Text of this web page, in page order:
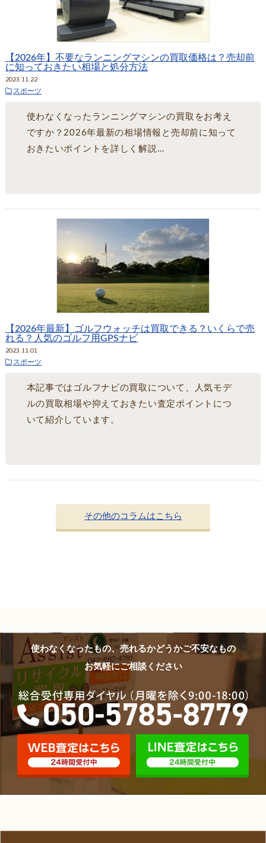
【2026年】不要なランニングマシンの買取価格は？売却前
に知っておきたい相場と処分方法
2023.11.22
スポーツ
使わなくなったランニングマシンの買取をお考え
ですか？2026年最新の相場情報と売却前に知って
おきたいポイントを詳しく解説…
【2026年最新】ゴルフウォッチは買取できる？いくらで売
れる？人気のゴルフ用GPSナビ
2023.11.01
スポーツ
本記事ではゴルフナビの買取について、人気モデ
ルの買取相場や抑えておきたい査定ポイントにつ
いて紹介しています。
その他のコラムはこちら
使わなくなったもの、売れるかどうかご不安なもの
お気軽にご相談ください